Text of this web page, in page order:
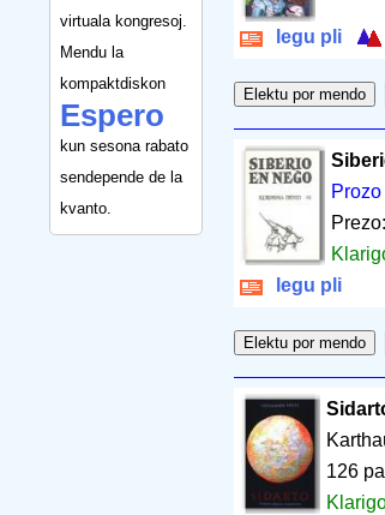
virtuala kongresoj.
Mendu la
kompaktdiskon
Espero
kun sesona rabato
sendepende de la
kvanto.
legu pli
legu pli
126